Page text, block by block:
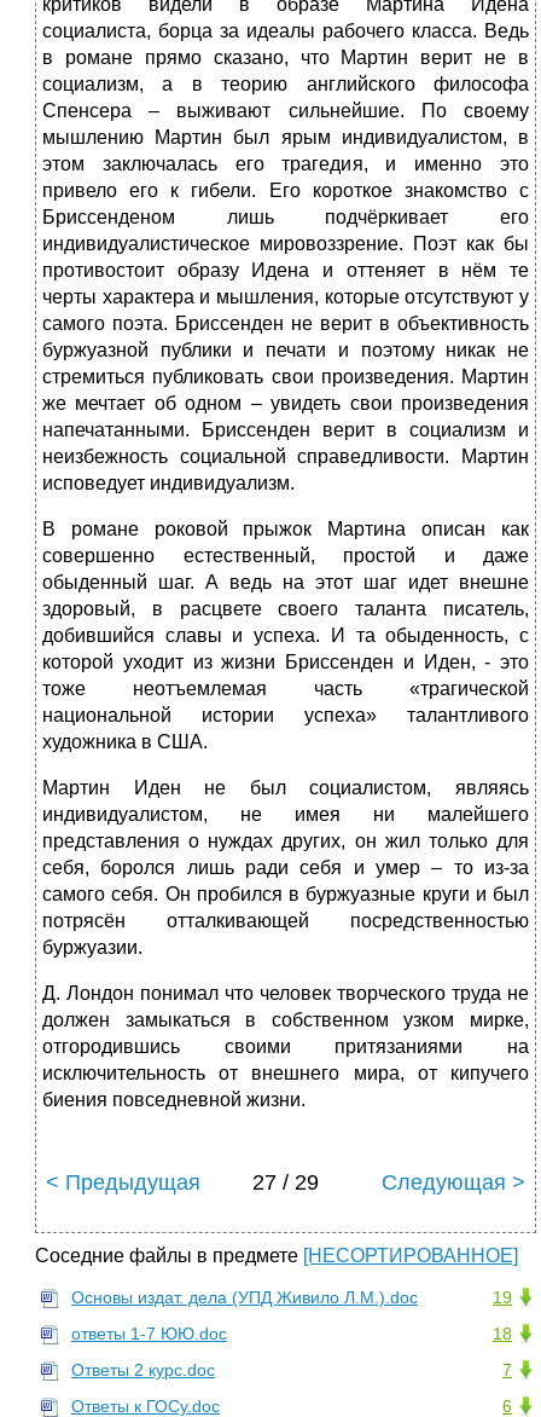
критиков видели в образе Мартина Идена
социалиста, борца за идеалы рабочего класса. Ведь
в романе прямо сказано, что Мартин верит не в
социализм, а в теорию английского философа
Спенсера – выживают сильнейшие. По своему
мышлению Мартин был ярым индивидуалистом, в
этом заключалась его трагедия, и именно это
привело его к гибели. Его короткое знакомство с
Бриссенденом лишь подчёркивает его
индивидуалистическое мировоззрение. Поэт как бы
противостоит образу Идена и оттеняет в нём те
черты характера и мышления, которые отсутствуют у
самого поэта. Бриссенден не верит в объективность
буржуазной публики и печати и поэтому никак не
стремиться публиковать свои произведения. Мартин
же мечтает об одном – увидеть свои произведения
напечатанными. Бриссенден верит в социализм и
неизбежность социальной справедливости. Мартин
исповедует индивидуализм.
В романе роковой прыжок Мартина описан как
совершенно естественный, простой и даже
обыденный шаг. А ведь на этот шаг идет внешне
здоровый, в расцвете своего таланта писатель,
добившийся славы и успеха. И та обыденность, с
которой уходит из жизни Бриссенден и Иден, - это
тоже неотъемлемая часть «трагической
национальной истории успеха» талантливого
художника в США.
Мартин Иден не был социалистом, являясь
индивидуалистом, не имея ни малейшего
представления о нуждах других, он жил только для
себя, боролся лишь ради себя и умер – то из-за
самого себя. Он пробился в буржуазные круги и был
потрясён отталкивающей посредственностью
буржуазии.
Д. Лондон понимал что человек творческого труда не
должен замыкаться в собственном узком мирке,
отгородившись своими притязаниями на
исключительность от внешнего мира, от кипучего
биения повседневной жизни.
< Предыдущая 27 / 29 Следующая >
Соседние файлы в предмете [НЕСОРТИРОВАННОЕ]
19
Основы издат. дела (УПД Живило Л.М.).doc
18
ответы 1-7 ЮЮ.doc
7
Ответы 2 курс.doc
6
Ответы к ГОСу.doc